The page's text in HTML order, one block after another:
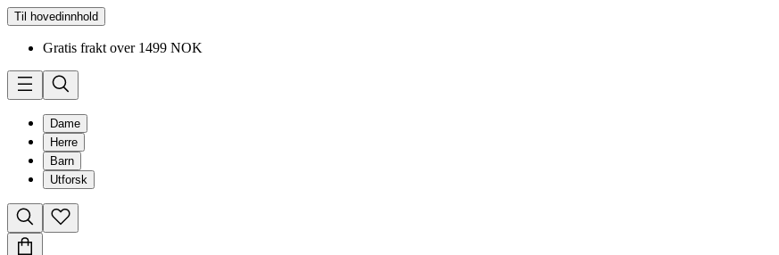
Til hovedinnhold
Gratis frakt over 1499 NOK
Dame
Herre
Barn
Utforsk